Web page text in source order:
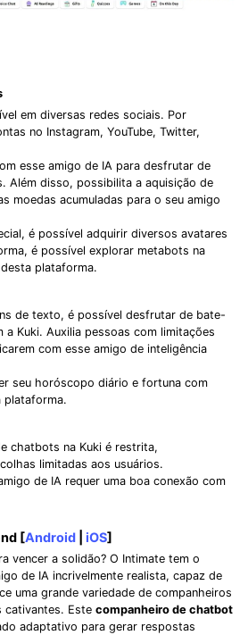
em diversas redes sociais. Por
no Instagram, YouTube, Twitter,
esse amigo de IA para desfrutar de
Além disso, possibilita a aquisição de
moedas acumuladas para o seu amigo
é possível adquirir diversos avatares
é possível explorar metabots na
plataforma.
de texto, é possível desfrutar de bate-
a Kuki. Auxilia pessoas com limitações
com esse amigo de inteligência
seu horóscopo diário e fortuna com
plataforma.
chatbots na Kuki é restrita,
limitadas aos usuários.
de IA requer uma boa conexão com
[Android iOS]
vencer a solidão? O Intimate tem o
de IA incrivelmente realista, capaz de
uma grande variedade de companheiros
cativantes. Este companheiro de chatbot
adaptativo para gerar respostas